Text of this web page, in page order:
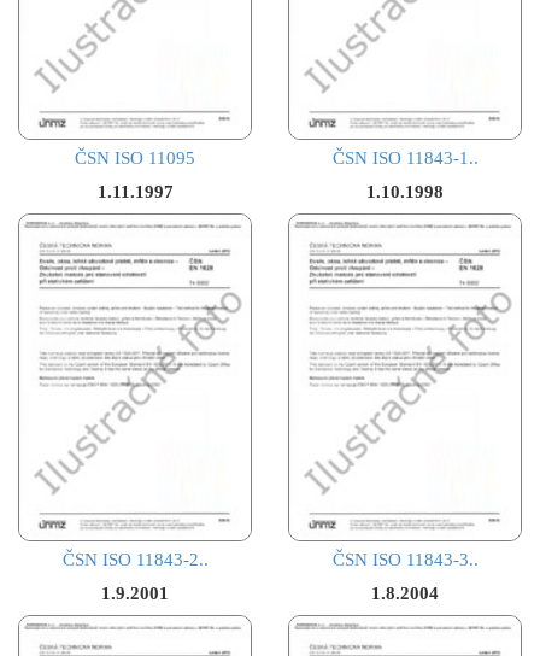
ČSN ISO 11095
1.11.1997
ČSN ISO 11843-1..
1.10.1998
ČSN ISO 11843-2..
1.9.2001
ČSN ISO 11843-3..
1.8.2004